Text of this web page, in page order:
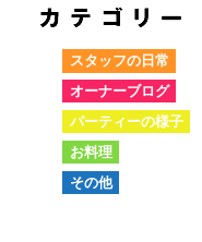
スタッフの日常
オーナーブログ
パーティーの様子
お料理
その他